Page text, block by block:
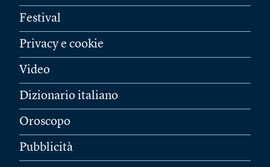
Festival
Privacy e cookie
Video
Dizionario italiano
Oroscopo
Pubblicità